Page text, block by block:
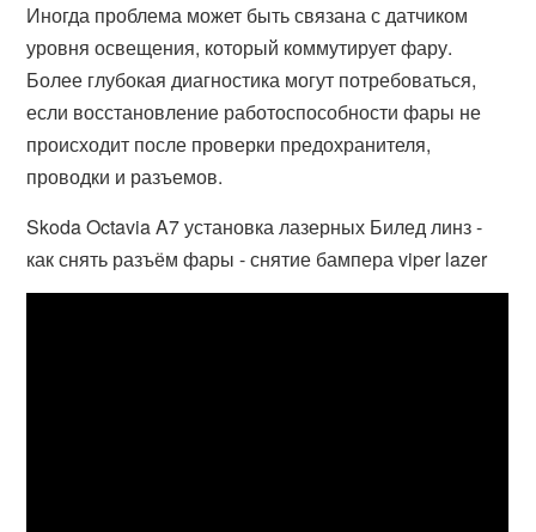
Иногда проблема может быть связана с датчиком
уровня освещения, который коммутирует фару.
Более глубокая диагностика могут потребоваться,
если восстановление работоспособности фары не
происходит после проверки предохранителя,
проводки и разъемов.
Skoda Octavia A7 установка лазерных Билед линз -
как снять разъём фары - снятие бампера viper lazer